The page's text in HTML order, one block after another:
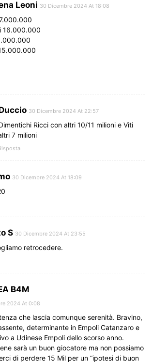
Leoni 30 Dicembre 2024 At 18:08
16.000.000
30 Dicembre 2024 At 22:57
Ricci con altri 10/11 milioni e Viti
7 milioni
30 Dicembre 2024 At 18:09
S 30 Dicembre 2024 At 23:55
retrocedere.
B4M
2024 At 0:08
che lascia comunque serenità. Bravino,
determinante in Empoli Catanzaro e
a Udinese Empoli dello scorso anno.
sarà un buon giocatore ma non possiamo
di perdere 15 Mil per un “ipotesi di buon